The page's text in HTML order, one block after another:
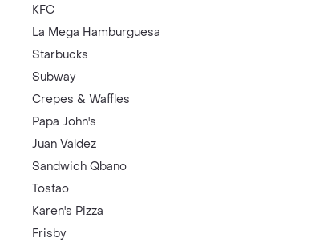
KFC
La Mega Hamburguesa
Starbucks
Subway
Crepes & Waffles
Papa John's
Juan Valdez
Sandwich Qbano
Tostao
Karen's Pizza
Frisby